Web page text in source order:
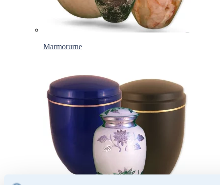
Marmorurne